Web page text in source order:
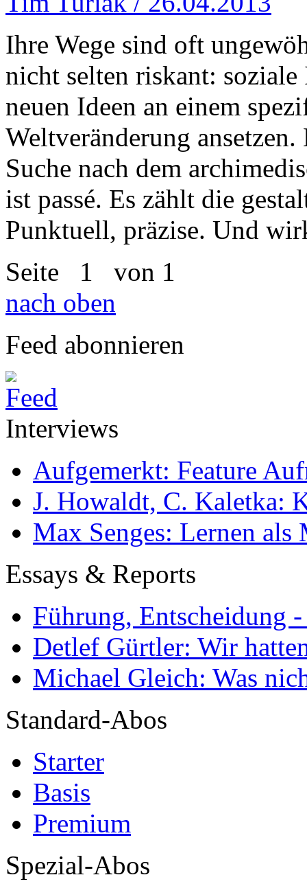
Ihre Wege sind oft
nicht selten riskant:
neuen Ideen an einem
Weltveränderung
Suche nach dem
ist passé. Es zählt die
Punktuell, präzise. Und
Seite 1 von 1
nach oben
Feed abonnieren
Interviews
Aufgemerkt: Feature
J. Howaldt, C. Kaletka:
Max Senges: Lernen als
Essays & Reports
Führung, Entscheidung
Detlef Gürtler: Wir
Michael Gleich: Was
Standard-Abos
Starter
Basis
Premium
Spezial-Abos